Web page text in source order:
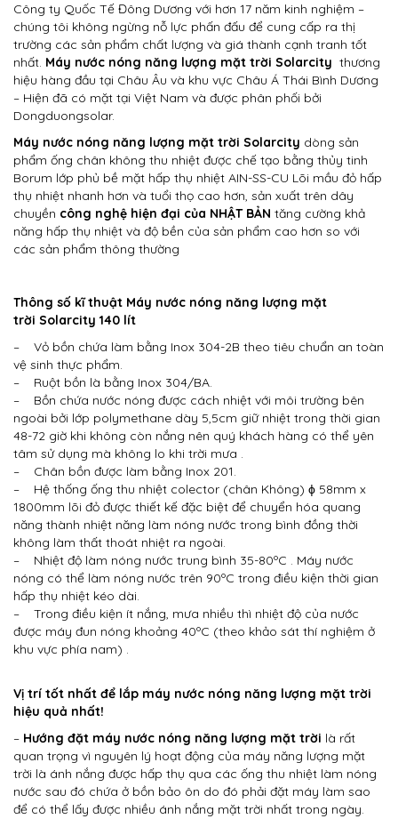
Công ty Quốc Tế Đông Dương với hơn 17 năm kinh nghiệm –
chúng tôi không ngừng nỗ lực phấn đấu để cung cấp ra thị
trường các sản phẩm chất lượng và giá thành cạnh tranh tốt
nhất. Máy nước nóng năng lượng mặt trời Solarcity thương
hiệu hàng đầu tại Châu Âu và khu vực Châu Á Thái Bình Dương
– Hiện đã có mặt tại Việt Nam và được phân phối bởi
Dongduongsolar.
Máy nước nóng năng lượng mặt trời Solarcity dòng sản
phẩm ống chân không thu nhiệt được chế tạo bằng thủy tinh
Borum lớp phủ bề mặt hấp thụ nhiệt AIN-SS-CU Lõi mầu đỏ hấp
thụ nhiệt nhanh hơn và tuổi thọ cao hơn, sản xuất trên dây
chuyền công nghệ hiện đại của NHẬT BẢN tăng cường khả
năng hấp thụ nhiệt và độ bền của sản phẩm cao hơn so với
các sản phẩm thông thường
Thông số kĩ thuật Máy nước nóng năng lượng mặt
trời Solarcity 140 lít
– Vỏ bồn chứa làm bằng Inox 304-2B theo tiêu chuẩn an toàn
vệ sinh thực phẩm.
– Ruột bồn là bằng Inox 304/BA.
– Bồn chứa nước nóng được cách nhiệt với môi trường bên
ngoài bởi lớp polymethane dày 5,5cm giữ nhiệt trong thời gian
48-72 giờ khi không còn nắng nên quý khách hàng có thể yên
tâm sử dụng mà không lo khi trời mưa .
– Chân bồn được làm bằng Inox 201.
– Hệ thống ống thu nhiệt colector (chân Không) ϕ 58mm x
1800mm lõi đỏ được thiết kế đặc biệt để chuyển hóa quang
năng thành nhiệt năng làm nóng nước trong bình đồng thời
không làm thất thoát nhiệt ra ngoài.
– Nhiệt độ làm nóng nước trung bình 35-80ºC . Máy nước
nóng có thể làm nóng nước trên 90ºC trong điều kiện thời gian
hấp thụ nhiệt kéo dài.
– Trong điều kiện ít nắng, mưa nhiều thì nhiệt độ của nước
được máy đun nóng khoảng 40ºC (theo khảo sát thí nghiệm ở
khu vực phía nam) .
Vị trí tốt nhất để lắp máy nước nóng năng lượng mặt trời
hiệu quả nhất!
– Hướng đặt máy nước nóng năng lượng mặt trời là rất
quan trọng vì nguyên lý hoạt động của máy năng lượng mặt
trời là ánh nắng được hấp thụ qua các ống thu nhiệt làm nóng
nước sau đó chứa ở bồn bảo ôn do đó phải đặt máy làm sao
để có thể lấy được nhiều ánh nắng mặt trời nhất trong ngày.